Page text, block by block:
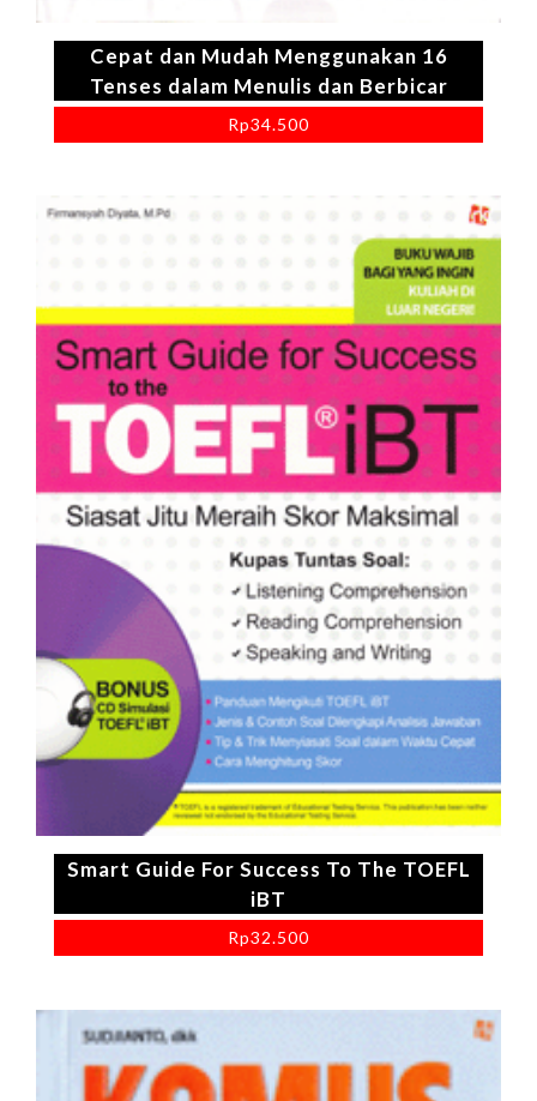
Cepat dan Mudah Menggunakan 16
Tenses dalam Menulis dan Berbicar
Rp34.500
Smart Guide For Success To The TOEFL
iBT
Rp32.500